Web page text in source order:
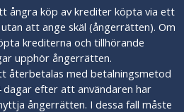
ångra köp av krediter köpta via ett
att ange skäl (ångerrätten). Om
krediterna och tillhörande
upphör ångerrätten.
återbetalas med betalningsmetod
efter att användaren har
ångerrätten. I dessa fall måste